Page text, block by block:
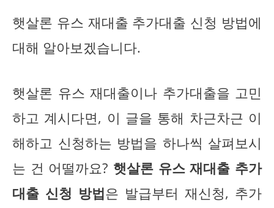
햇살론 유스 재대출 추가대출 신청 방법에
대해 알아보겠습니다.
햇살론 유스 재대출이나 추가대출을 고민
하고 계시다면, 이 글을 통해 차근차근 이
해하고 신청하는 방법을 하나씩 살펴보시
는 건 어떨까요? 햇살론 유스 재대출 추가
대출 신청 방법은 발급부터 재신청, 추가